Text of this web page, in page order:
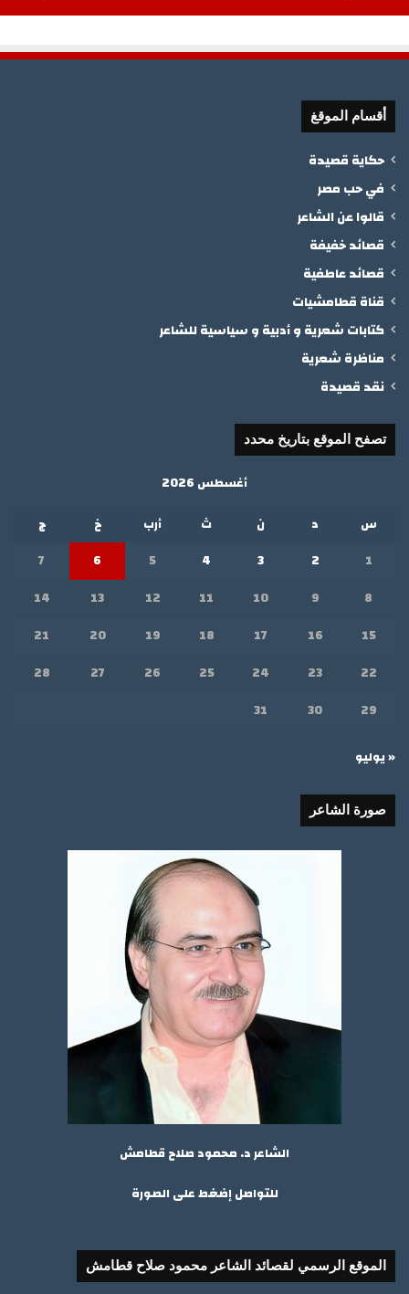
أقسام الموقغ
حكاية قصيدة
في حب مصر
قالوا عن الشاعر
قصائد خفيفة
قصائد عاطفية
قناة قطامشيات
كتابات شعرية و أدبية و سياسية للشاعر
مناظرة شعرية
نقد قصيدة
تصفح الموقع بتاريخ محدد
أغسطس 2026
س
د ن ث أرب خ
ج
1
2
3
4
5
6
7
8
9
10
11
12
13
14
15
16
17
18
19
20
21
22
23
24
25
26
27
28
29
30
31
« يوليو
صورة الشاعر
الشاعر د. محمود صلاح قطامش
للتواصل إضغط على الصورة
الموقع الرسمي لقصائد الشاعر محمود صلاح قطامش